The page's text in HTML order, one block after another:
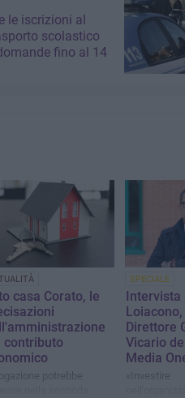
le iscrizioni al
scolastico
fino al 14
casa Corato, le
contributo
potrebbe
SPECIALE
Intervista
Direttore
Vicario
Media
«Investire